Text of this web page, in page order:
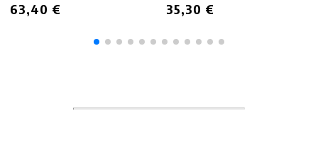
63,40 € 35,30 €